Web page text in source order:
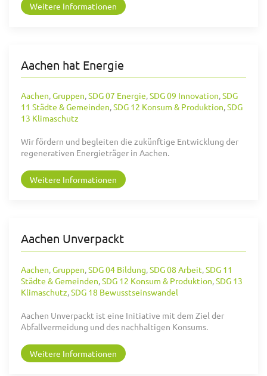
Weitere Informationen
Aachen hat Energie
Aachen,Gruppen,SDG 07 Energie,SDG 09 Innovation,SDG
11 Städte & Gemeinden,SDG 12 Konsum & Produktion,SDG
13 Klimaschutz
Wir fördern und begleiten die zukünftige Entwicklung der
regenerativen Energieträger in Aachen.
Weitere Informationen
Aachen Unverpackt
Aachen,Gruppen,SDG 04 Bildung,SDG 08 Arbeit,SDG 11
Städte & Gemeinden,SDG 12 Konsum & Produktion,SDG 13
Klimaschutz,SDG 18 Bewusstseinswandel
Aachen Unverpackt ist eine Initiative mit dem Ziel der
Abfallvermeidung und des nachhaltigen Konsums.
Weitere Informationen